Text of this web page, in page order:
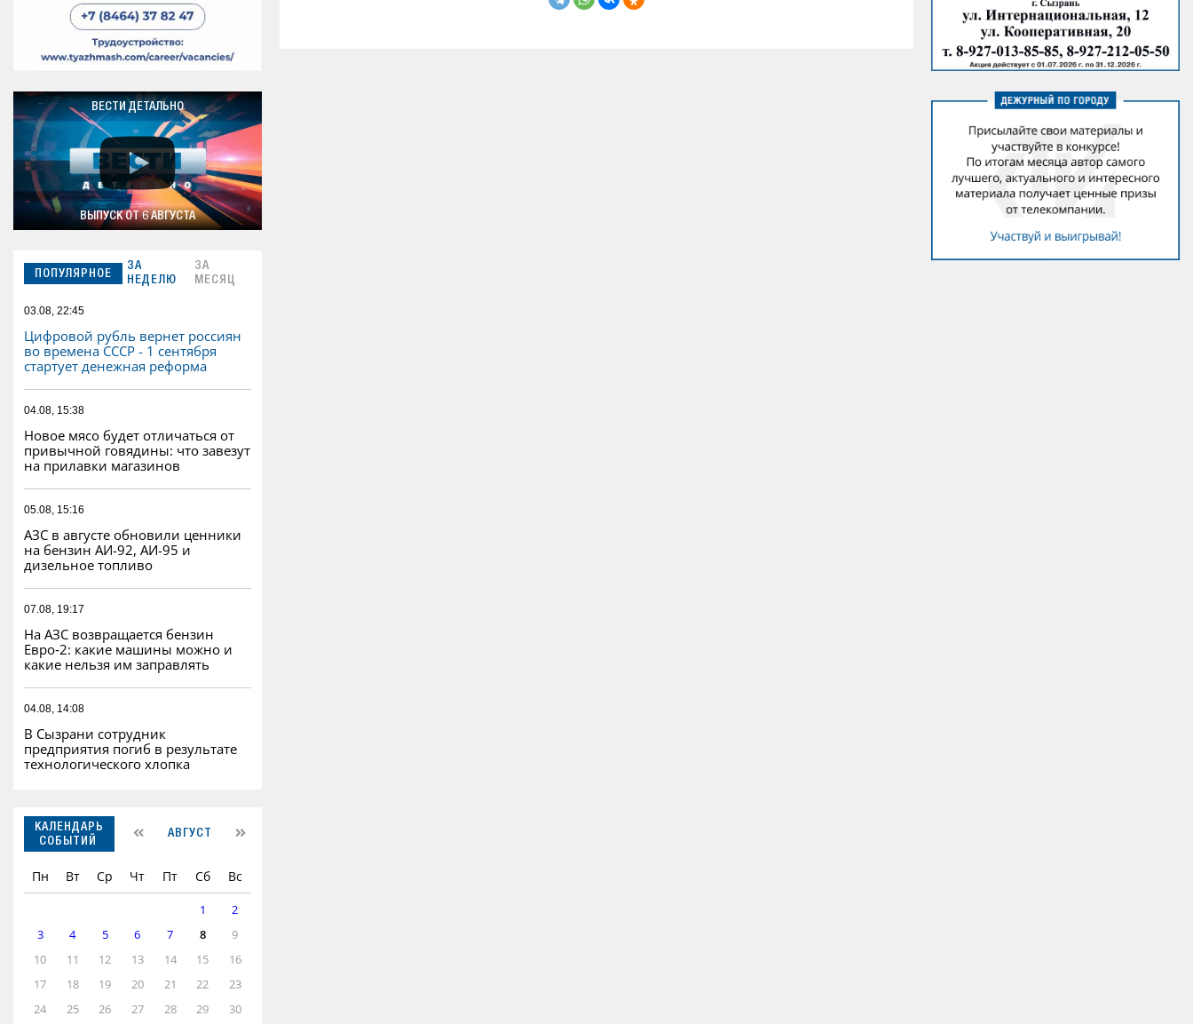
ВЕСТИ ДЕТАЛЬНО
ВЫПУСК ОТ 6 АВГУСТА
ПОПУЛЯРНОЕ
ЗА
НЕДЕЛЮ
ЗА
МЕСЯЦ
03.08, 22:45
Цифровой рубль вернет россиян
во времена СССР - 1 сентября
стартует денежная реформа
04.08, 15:38
Новое мясо будет отличаться от
привычной говядины: что завезут
на прилавки магазинов
05.08, 15:16
АЗС в августе обновили ценники
на бензин АИ-92, АИ-95 и
дизельное топливо
07.08, 19:17
На АЗС возвращается бензин
Евро‑2: какие машины можно и
какие нельзя им заправлять
04.08, 14:08
В Сызрани сотрудник
предприятия погиб в результате
технологического хлопка
КАЛЕНДАРЬ
СОБЫТИЙ
АВГУСТ
Пн Вт Ср Чт Пт Сб Вс
1
2
3
4 5 6 7 8
9
10
11 12 13 14 15
16
17
18 19 20 21 22
23
24
25 26 27 28 29 30